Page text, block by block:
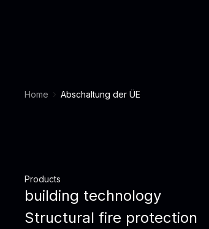
Home Abschaltung der ÜE
Products
building technology
Structural fire protection